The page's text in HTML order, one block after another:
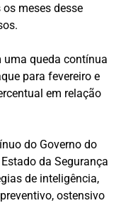
meses desse
uma queda contínua
para fevereiro e
em relação
do Governo do
da Segurança
de inteligência,
ostensivo